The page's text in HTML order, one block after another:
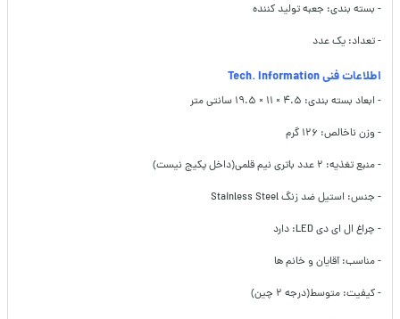
- بسته بندی: جعبه تولید کننده
- تعداد: یک عدد
اطلاعات فنی Tech. Information
- ابعاد بسته بندی: ۴.۵ × ۱۱ × ۱۹.۵ سانتی متر
- وزن ناخالص: ۱۲۶ گرم
- منبع تغذیه: ۲ عدد باتری نیم قلمی(داخل پکیج نیست)
- جنس: استیل ضد زنگ Stainless Steel
- چراغ ال ای دی LED: دارد
- مناسب: آقایان و خانم ها
- کیفیت: متوسط(درجه ۲ چین)